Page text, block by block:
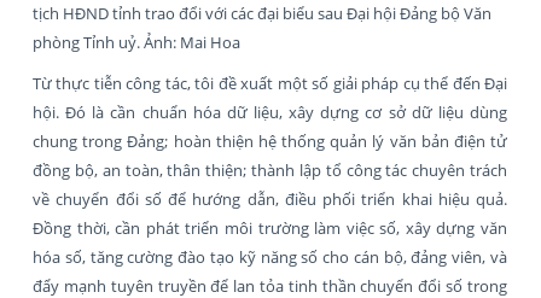
tịch HĐND tỉnh trao đổi với các đại biểu sau Đại hội Đảng bộ Văn
phòng Tỉnh uỷ. Ảnh: Mai Hoa
Từ thực tiễn công tác, tôi đề xuất một số giải pháp cụ thể đến Đại
hội. Đó là cần chuẩn hóa dữ liệu, xây dựng cơ sở dữ liệu dùng
chung trong Đảng; hoàn thiện hệ thống quản lý văn bản điện tử
đồng bộ, an toàn, thân thiện; thành lập tổ công tác chuyên trách
về chuyển đổi số để hướng dẫn, điều phối triển khai hiệu quả.
Đồng thời, cần phát triển môi trường làm việc số, xây dựng văn
hóa số, tăng cường đào tạo kỹ năng số cho cán bộ, đảng viên, và
đẩy mạnh tuyên truyền để lan tỏa tinh thần chuyển đổi số trong